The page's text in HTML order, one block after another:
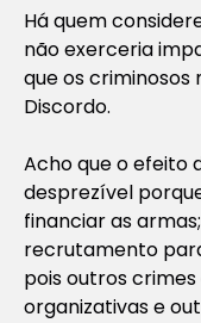
Há quem
não exerceria
que os
Discordo.
Acho que o efeito
desprezível
financiar as
recrutamento
pois outros
organizativas e